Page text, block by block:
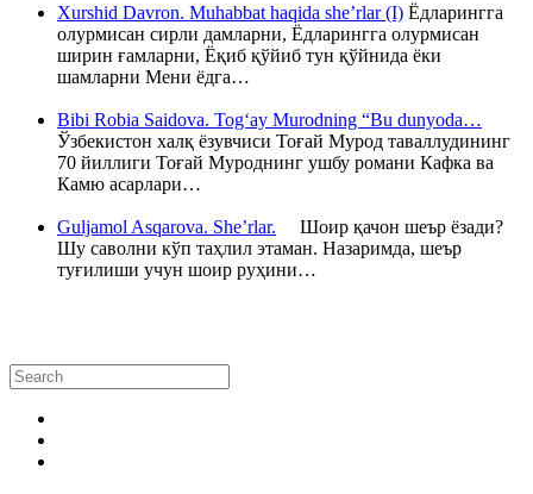
Xurshid Davron. Muhabbat haqida she’rlar (I) Ёдларингга
олурмисан сирли дамларни, Ёдларингга олурмисан
ширин ғамларни, Ёқиб қўйиб тун қўйнида ёки
шамларни Мени ёдга…
Bibi Robia Saidova. Tog‘ay Murodning “Bu dunyoda…
Ўзбекистон халқ ёзувчиси Тоғай Мурод таваллудининг
70 йиллиги Тоғай Муроднинг ушбу романи Кафка ва
Камю асарлари…
Guljamol Asqarova. She’rlar. Шоир қачон шеър ёзади?
Шу саволни кўп таҳлил этаман. Назаримда, шеър
туғилиши учун шоир руҳини…